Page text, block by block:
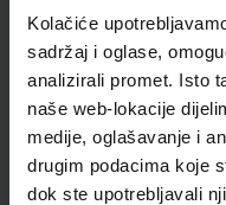
Kolačiće
sadržaj i oglase,
analizirali promet. Isto
naše web-lokacije
medije, oglašavanje i
drugim podacima koje
dok ste upotrebljavali